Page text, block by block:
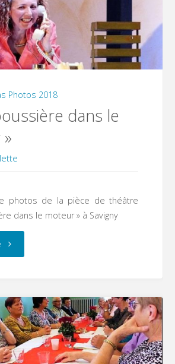
Photos 2018
dans le
photos de la pièce de théâtre
dans le moteur » à Savigny
"« Une
dans
le
moteur »"